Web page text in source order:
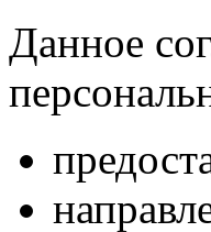
Данное